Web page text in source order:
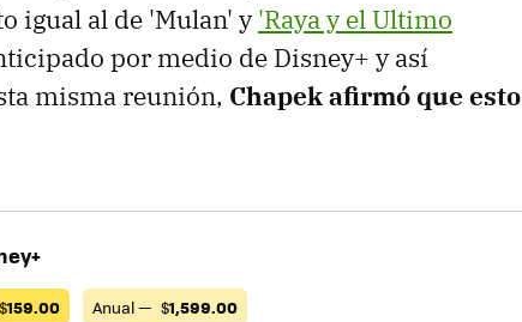
igual al de 'Mulan' y'Raya y el Ultimo
por medio de Disney+ y así
misma reunión, Chapek afirmó que esto
$159.00 Anual — $1,599.00